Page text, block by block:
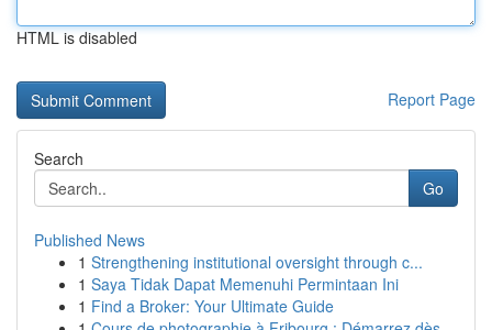
HTML is disabled
Report Page
Search
Go
Published News
1 Strengthening institutional oversight through c...
1 Saya Tidak Dapat Memenuhi Permintaan Ini
1 Find a Broker: Your Ultimate Guide